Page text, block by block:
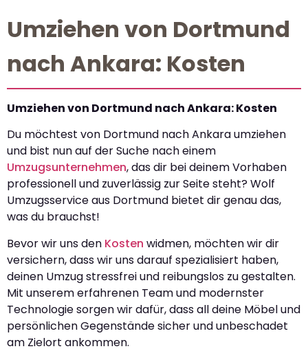
Umziehen von Dortmund
nach Ankara: Kosten
Umziehen von Dortmund nach Ankara: Kosten
Du möchtest von Dortmund nach Ankara umziehen
und bist nun auf der Suche nach einem
Umzugsunternehmen, das dir bei deinem Vorhaben
professionell und zuverlässig zur Seite steht? Wolf
Umzugsservice aus Dortmund bietet dir genau das,
was du brauchst!
Bevor wir uns den Kosten widmen, möchten wir dir
versichern, dass wir uns darauf spezialisiert haben,
deinen Umzug stressfrei und reibungslos zu gestalten.
Mit unserem erfahrenen Team und modernster
Technologie sorgen wir dafür, dass all deine Möbel und
persönlichen Gegenstände sicher und unbeschadet
am Zielort ankommen.